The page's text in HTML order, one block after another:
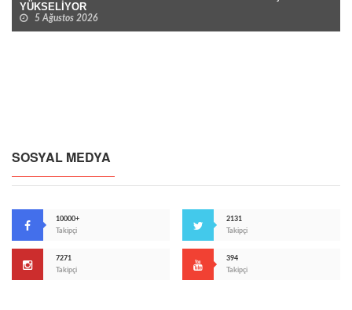
YÜKSELİYOR
5 Ağustos 2026
SOSYAL MEDYA
10000+
Takipçi
2131
Takipçi
7271
Takipçi
394
Takipçi